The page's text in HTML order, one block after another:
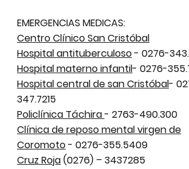
EMERGENCIAS MEDICAS:
Centro Clínico San Cristóbal
Hospital antituberculoso- 0276-
Hospital materno infantil- 0276-
Hospital central de san Cristóbal-
347.7215
Policlínica Táchira- 2763-490.300
Clínica de reposo mental virgen de
Coromoto- 0276-355.5409
Cruz Roja(0276) – 3437285